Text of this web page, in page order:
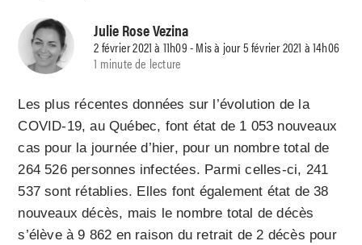
Julie Rose Vezina
2 février 2021 à 11h09 - Mis à jour 5 février 2021 à 14h06
1 minute de lecture
Les plus récentes données sur l’évolution de la
COVID-19, au Québec, font état de 1 053 nouveaux
cas pour la journée d’hier, pour un nombre total de
264 526 personnes infectées. Parmi celles-ci, 241
537 sont rétablies. Elles font également état de 38
nouveaux décès, mais le nombre total de décès
s’élève à 9 862 en raison du retrait de 2 décès pour